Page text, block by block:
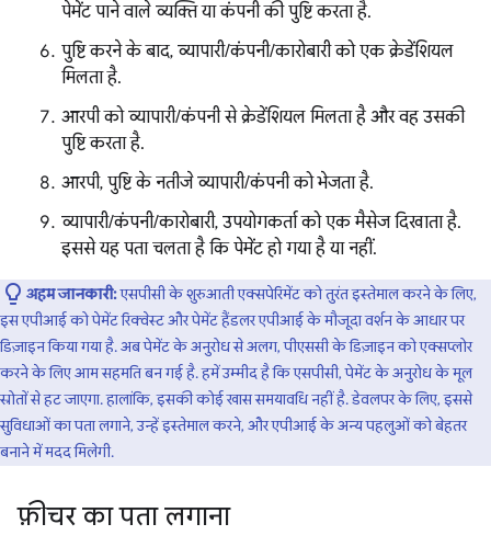
पेमेंट पाने वाले व्यक्ति या कंपनी की पुष्टि करता है.
पुष्टि करने के बाद, व्यापारी/कंपनी/कारोबारी को एक क्रेडेंशियल
मिलता है.
आरपी को व्यापारी/कंपनी से क्रेडेंशियल मिलता है और वह उसकी
पुष्टि करता है.
आरपी, पुष्टि के नतीजे व्यापारी/कंपनी को भेजता है.
व्यापारी/कंपनी/कारोबारी, उपयोगकर्ता को एक मैसेज दिखाता है.
इससे यह पता चलता है कि पेमेंट हो गया है या नहीं.
अहम जानकारी:एसपीसी के शुरुआती एक्सपेरिमेंट को तुरंत इस्तेमाल करने के लिए,
इस एपीआई को पेमेंट रिक्वेस्ट और पेमेंट हैंडलर एपीआई के मौजूदा वर्शन के आधार पर
डिज़ाइन किया गया है. अब पेमेंट के अनुरोध से अलग, पीएससी के डिज़ाइन को एक्सप्लोर
करने के लिए आम सहमति बन गई है. हमें उम्मीद है कि एसपीसी, पेमेंट के अनुरोध के मूल
स्रोतों से हट जाएगा. हालांकि, इसकी कोई खास समयावधि नहीं है. डेवलपर के लिए, इससे
सुविधाओं का पता लगाने, उन्हें इस्तेमाल करने, और एपीआई के अन्य पहलुओं को बेहतर
बनाने में मदद मिलेगी.
फ़ीचर का पता लगाना